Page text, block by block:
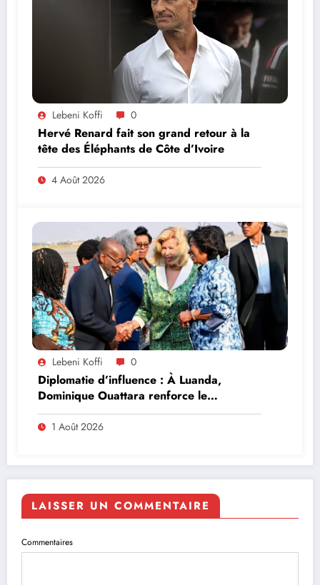
Lebeni Koffi 0
Hervé Renard fait son grand retour à la
tête des Éléphants de Côte d’Ivoire
4 Août 2026
Lebeni Koffi 0
Diplomatie d’influence : À Luanda,
Dominique Ouattara renforce le
leadership solidaire de la Côte d’Ivoire en
Afrique
1 Août 2026
LAISSER UN COMMENTAIRE
Commentaires